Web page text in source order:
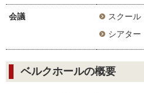
会議
スクール
シアター
ベルクホールの概要